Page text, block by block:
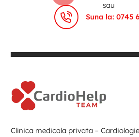
sau
Suna la: 0745
Clinica medicala privata –